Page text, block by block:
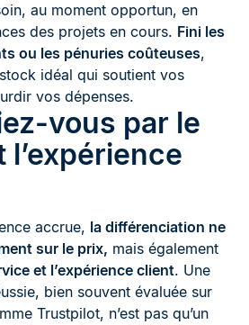
au moment opportun, en
des projets en cours. Fini les
ou les pénuries coûteuses,
idéal qui soutient vos
vos dépenses.
vous par le
accrue, la différenciation ne
sur le prix, mais également
et l’expérience client. Une
bien souvent évaluée sur
Trustpilot, n’est pas qu’un